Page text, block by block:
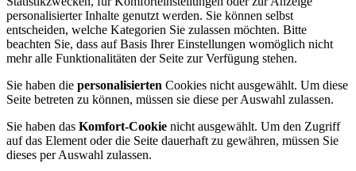
personalisierter Inhalte genutzt werden. Sie können selbst
entscheiden, welche Kategorien Sie zulassen möchten. Bitte
beachten Sie, dass auf Basis Ihrer Einstellungen womöglich nicht
mehr alle Funktionalitäten der Seite zur Verfügung stehen.
Sie haben die personalisierten Cookies nicht ausgewählt. Um diese
Seite betreten zu können, müssen sie diese per Auswahl zulassen.
Sie haben das Komfort-Cookie nicht ausgewählt. Um den Zugriff
auf das Element oder die Seite dauerhaft zu gewähren, müssen Sie
dieses per Auswahl zulassen.